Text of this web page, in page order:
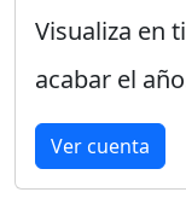
Visualiza en
acabar el
Ver cuenta